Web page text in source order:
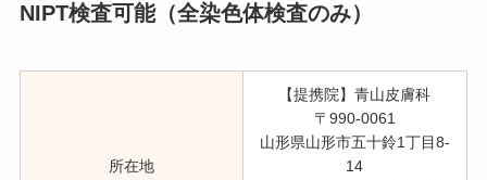
NIPT検査可能（全染色体検査のみ）
所在地
【提携院】青山皮膚科
〒990-0061
山形県山形市五十鈴1丁目8‐
14